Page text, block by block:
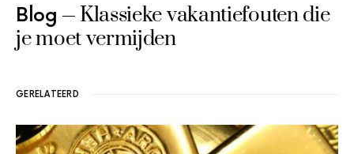
Blog
Klassieke vakantiefouten die
je moet vermijden
GERELATEERD